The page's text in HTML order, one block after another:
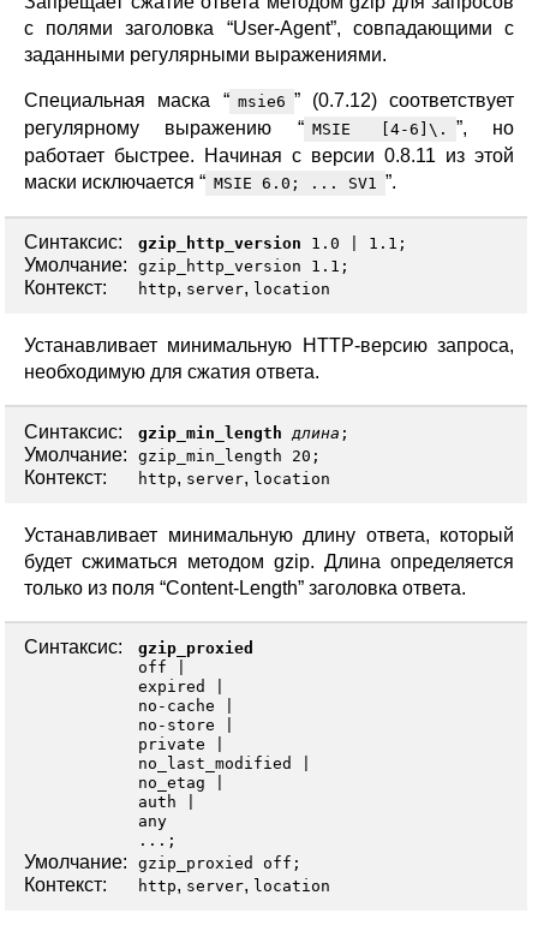
с полями заголовка “User-Agent”, совпадающими с
заданными регулярными выражениями.
Специальная маска “ msie6 ” (0.7.12) соответствует
регулярному выражению “ MSIE [4-6]\.
”, но
работает быстрее. Начиная с версии 0.8.11 из этой
маски исключается “ MSIE 6.0; ... SV1 ”.
Синтаксис: gzip_http_version 1.0 1.1 ;
Умолчание: gzip_http_version 1.1;
Контекст: http, server, location
Устанавливает минимальную HTTP-версию запроса,
необходимую для сжатия ответа.
Синтаксис: gzip_min_length длина ;
Умолчание: gzip_min_length 20;
Контекст: http, server, location
Устанавливает минимальную длину ответа, который
будет сжиматься методом gzip. Длина определяется
только из поля “Content-Length” заголовка ответа.
Синтаксис:
gzip_proxied
off
expired
no-cache
no-store
private
no_last_modified
no_etag
auth
any
...;
Умолчание: gzip_proxied off;
Контекст: http, server, location